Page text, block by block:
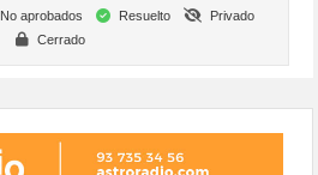
No aprobados Resuelto
Privado
Cerrado